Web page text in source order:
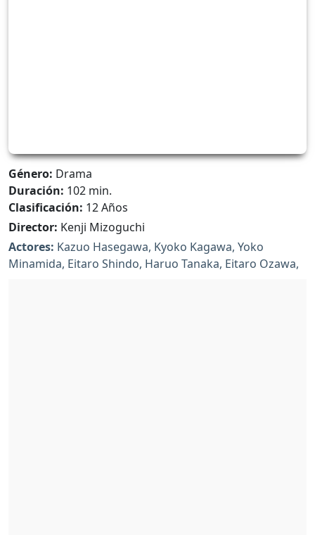
Género: Drama
Duración: 102 min.
Clasificación: 12 Años
Director: Kenji Mizoguchi
Actores: Kazuo Hasegawa, Kyoko Kagawa, Yoko
Minamida, Eitaro Shindo, Haruo Tanaka, Eitaro Ozawa,